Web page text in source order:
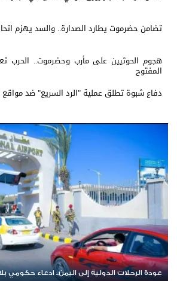
تضامن حضرموت يطارد الصدارة.. والسد يهزم
هجوم الحوثيين على مأرب وحضرموت.. الحرب
المفتوح
دفاع شبوة تطلق عملية "الرد السريع" ضد
ادعاء حكومي بلا معطيات اشترك